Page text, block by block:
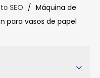
SEO / Máquina de
para vasos de papel